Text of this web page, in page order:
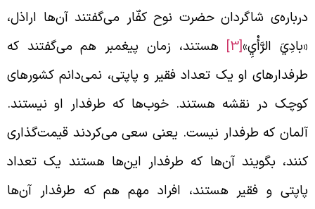
شاگردان حضرت نوح کفّار می‌گفتند آن‌ها اراذل،
الرَّأْيِ»[3]
هستند، زمان پیغمبر هم می‌گفتند که
او یک تعداد فقیر و پاپتی، نمی‌دانم کشورهای
در نقشه هستند. خوب‌ها که طرفدار او نیستند.
که طرفدار نیست. یعنی سعی می‌کردند قیمت‌گذاری
بگویند آن‌ها که طرفدار این‌ها هستند یک تعداد
و فقیر هستند، افراد مهم هم که طرفدار آن‌ها